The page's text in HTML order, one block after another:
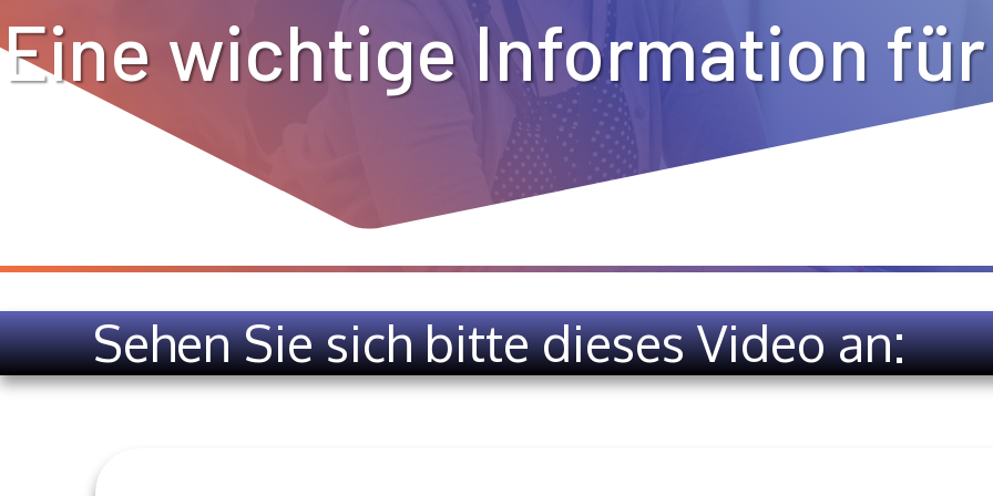
Eine wichtige Information
Sehen Sie sich bitte dieses Video an: